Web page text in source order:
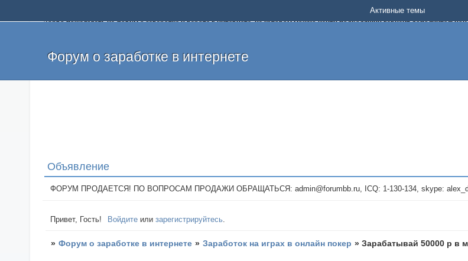
Добро пожаловать на форум о заработке и работе в интернете, на котором можно найти подходящий вариант
и оставлять свои отзывы. Если вы знаете, что определенный проект или сайт не платит, то указывайте в теме что это
легкие деньги без вложений и регистрации уже сегодня. Создавайте новые темы, размещайте объявления со своими
Форум о заработке в интернете
Активные темы
Объявление
ФОРУМ ПРОДАЕТСЯ! ПО ВОПРОСАМ ПРОДАЖИ ОБРАЩАТЬСЯ: admin@forumbb.ru, ICQ: 1-130-134, skype:
Привет, Гость! Войдите илизарегистрируйтесь.
» Форум о заработке в интернете » Заработок на играх в онлайн покер »Зарабатывай 50000 р в